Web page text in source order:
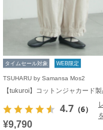
タイムセール対象 WEB限定
TSUHARU by Samansa Mos2
4.7 （6）
¥9,790